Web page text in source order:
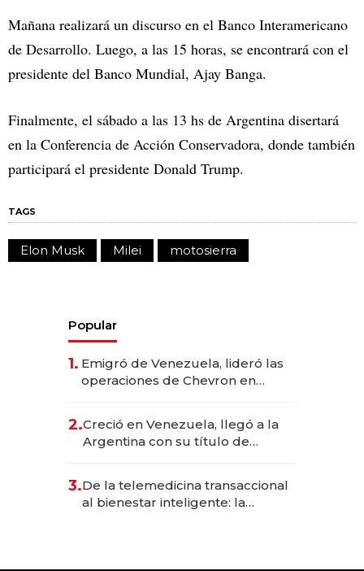
Mañana realizará un discurso en el Banco Interamericano
de Desarrollo. Luego, a las 15 horas, se encontrará con el
presidente del Banco Mundial, Ajay Banga.
Finalmente, el sábado a las 13 hs de Argentina disertará
en la Conferencia de Acción Conservadora, donde también
participará el presidente Donald Trump.
TAGS
Elon Musk Milei motosierra
Popular
1. Emigró de Venezuela, lideró las
operaciones de Chevron en
2.Creció en Venezuela, llegó a la
Argentina con su título de
las marcas "fast premium"
3.De la telemedicina transaccional
al bienestar inteligente: la